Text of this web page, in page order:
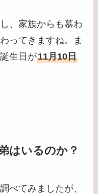
、家族からも慕わ
ってきますね。ま
生日が11月10日
はいるのか？
べてみましたが、